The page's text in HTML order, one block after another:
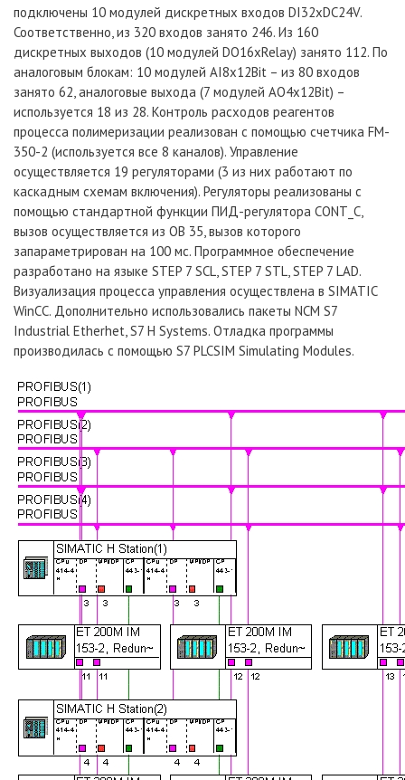
подключены 10 модулей дискретных входов DI32xDC24V.
Соответственно, из 320 входов занято 246. Из 160
дискретных выходов (10 модулей DO16xRelay) занято 112. По
аналоговым блокам: 10 модулей AI8x12Bit – из 80 входов
занято 62, аналоговые выхода (7 модулей AO4x12Bit) –
используется 18 из 28. Контроль расходов реагентов
процесса полимеризации реализован с помощью счетчика FM-
350-2 (используется все 8 каналов). Управление
осуществляется 19 регуляторами (3 из них работают по
каскадным схемам включения). Регуляторы реализованы с
помощью стандартной функции ПИД-регулятора CONT_C,
вызов осуществляется из OB 35, вызов которого
запараметрирован на 100 мс. Программное обеспечение
разработано на языке STEP 7 SCL, STEP 7 STL, STEP 7 LAD.
Визуализация процесса управления осуществлена в SIMATIC
WinCC. Дополнительно использовались пакеты NCM S7
Industrial Etherhet, S7 H Systems. Отладка программы
производилась с помощью S7 PLCSIM Simulating Modules.